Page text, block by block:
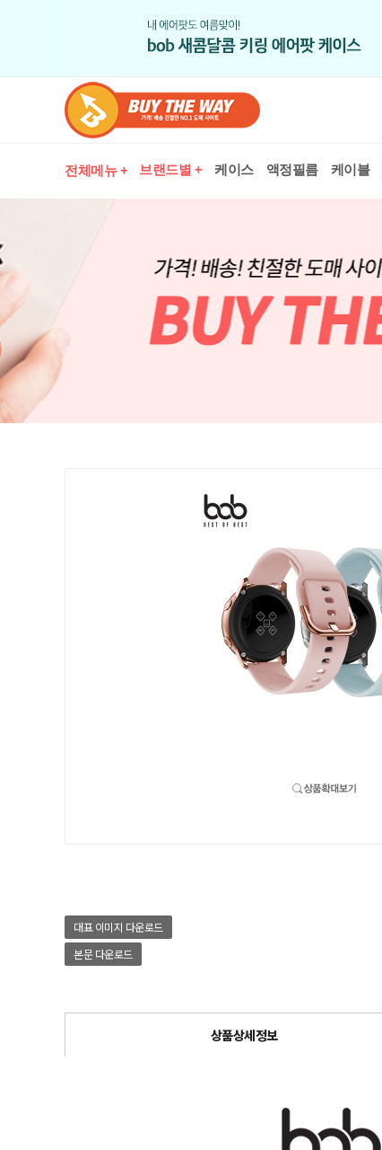
전체메뉴 + 브랜드별 + 케이스 액정필름 케이블
대표 이미지 다운로드
본문 다운로드
상품상세정보